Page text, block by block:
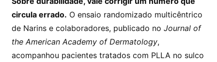
circula errado. O ensaio randomizado multicêntrico
de Narins e colaboradores, publicado no Journal of
the American Academy of Dermatology,
acompanhou pacientes tratados com PLLA no sulco